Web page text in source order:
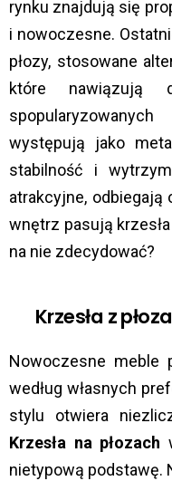
rynku znajdują się
i nowoczesne.
płozy, stosowane
które nawiązują
występują jako
stabilność i
atrakcyjne, odbiegają
wnętrz pasują
na nie zdecydować?
Krzesła z
Nowoczesne meble
według własnych
stylu otwiera
Krzesła na płozach
nietypową podstawę.